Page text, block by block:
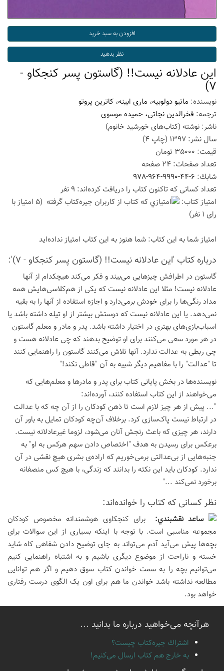
این عادلانه نیست!! (گاستون پسر کنجکاو -
7)
نویسنده: ماتیو دولوبیه، ماری ابینه، کاترین پروتو
ترجمه: فخرالدین نجاتی، حمیده موسوی
ناشر: نوشته (کتاب‌های خورشید خانوم)
سال نشر: 1397 (چاپ4
)
قیمت: 35000 تومان
تعداد صفحات: 24 صفحه
شابك: 978-964-9990-44-6
تعداد كسانی كه تاكنون كتاب را دریافت كرده‌اند: 9 نفر
امتیاز كتاب:
(5 امتیاز با
رای 1 نفر)
امتیاز شما به این كتاب: شما هنوز به این كتاب امتیاز نداده‌اید
درباره كتاب 'این عادلانه نیست!! (گاستون پسر کنجکاو - 7)':
گاستون در اطرافش چیزهایی می‌بیند و فکر می‌کند هیچکدام از آنها
عادلانه نیست! مثلا این عادلانه نیست که یکی از هم‌کلاسی‌هایش همه
مداد رنگی‌ها را برای خودش برمی‌دارد و اجازه استفاده از آنها را به بقیه
نمی‌دهد. یا این عادلانه نیست که دوستش بیشتر از او تیله داشته باشد یا
اسباب‌بازی‌های بهتری در اختیار داشته باشد. پدر و مادر و معلم گاستون
در هر مورد سعی می‌کنند برای او توضیح بدهند که چی عادلانه هست و
چی ربطی به عدالت ندارد. آنها تلاش می‌کنند گاستون را راهنمایی کنند
تا "عدالت" را با مفاهیم دیگر شبیه به آن "قاطی نکند!"
نویسنده‌ها در بخش پایانی کتاب برای پدر و مادرها و معلم‌هایی که
می‌خواهند از این کتاب استفاده کنند، آورده‌اند:
"... پیش از هر چیز لازم است تا ذهن کودکان را از آن چه که با عدالت
در ارتباط نیست پاک‌سازی کرد. برخلاف آن‌چه کودکان تمایل به باور آن
دارند، هر چیزی که باعث رنجش آنان می‌شود، لزوما غیرعادلانه نیست.
برعکس برای رسیدن به هدف "اختصاص دادن سهم هرکس به او" به
جنبه‌هایی از بی‌عدالتی برمی‌خوریم که اراده‌ی بشری هیچ نقشی در آن
ندارد. کودکان باید این نکته را بدانند که زندگی، با هیچ کس منصفانه
برخورد نمی‌کند ..."
نظر كسانی كه كتاب را خوانده‌اند:
ساعد نقشبندي:برای کنجکاوی هوشمندانه مخصوص کودکان
مجموعه مناسبی است. با توجه با اینکه بسیاری از این سوالات برای
بچه‌ها پیش می‌آید آدم می‌تواند به جای توضیح دادن شفاهی کاه شاید
خسته و ناراحت از موضوع دیگری باشیم و به اشتباه راهنمایی کنیم
می‌توانیم بچه را به سمت خواندن کتاب سوق دهیم و اگر هم توانایی
مطالعه نداشته باشد خواندن ما هم برای اون یک الگوی درست رفتاری
خواهد بود.
هرآنچه می‌خواهید درباره ما بدانید ...
اشتراك جيره‌كتاب چيست؟
به خارج هم كتاب ارسال می‌كنیم!